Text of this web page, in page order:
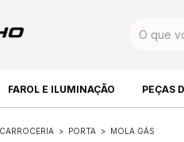
FAROL E ILUMINAÇÃO PEÇAS
> PORTA > MOLA GÁS